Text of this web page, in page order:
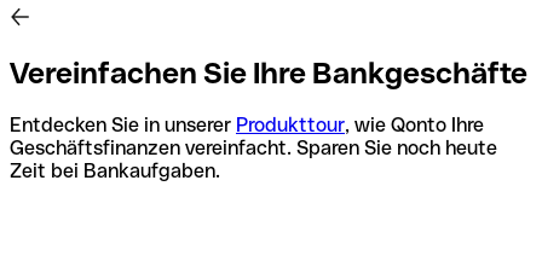
Vereinfachen Sie Ihre Bankgeschäfte
Entdecken Sie in unserer Produkttour, wie Qonto Ihre
Geschäftsfinanzen vereinfacht. Sparen Sie noch heute
Zeit bei Bankaufgaben.